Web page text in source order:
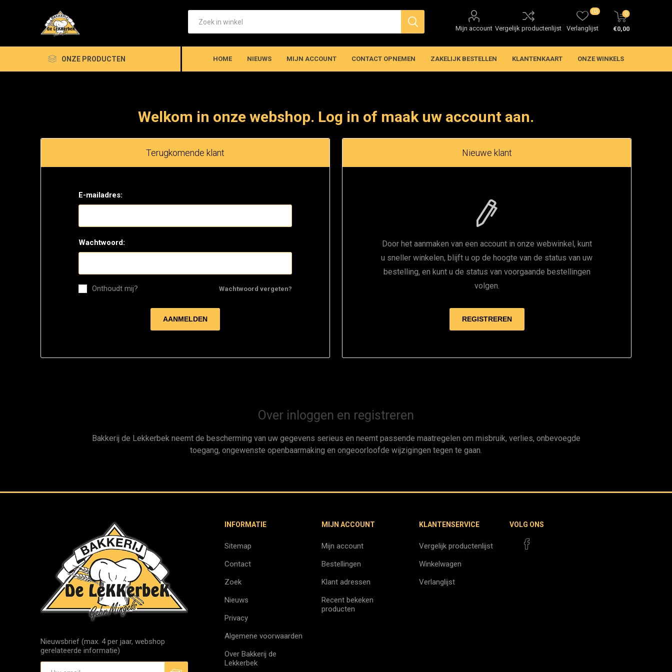
Mijn account Vergelijk productenlijst Verlanglijst
(0) 0
€0,00
ONZE PRODUCTEN HOME NIEUWS MIJN ACCOUNT CONTACT OPNEMEN ZAKELIJK BESTELLEN KLANTENKAART ONZE WINKELS
Welkom in onze webshop. Log in of maak uw account aan.
Nieuwe klant
Door het aanmaken van een account in onze webwinkel, kunt
u sneller winkelen, blijft u op de hoogte van de status van uw
bestelling, en kunt u de status van voorgaande bestellingen
volgen.
Terugkomende klant
E-mailadres:
Wachtwoord:
Wachtwoord vergeten?
Onthoudt mij?
Over inloggen en registreren
Bakkerij de Lekkerbek neemt de bescherming van uw gegevens serieus en neemt passende maatregelen om misbruik, verlies, onbevoegde
toegang, ongewenste openbaarmaking en ongeoorloofde wijzigingen tegen te gaan.
Nieuwsbrief (max. 4 per jaar, webshop
gerelateerde informatie)
INFORMATIE
Sitemap
Contact
Zoek
Nieuws
Privacy
Algemene voorwaarden
Over Bakkerij de
Lekkerbek
MIJN ACCOUNT
Mijn account
Bestellingen
Klant adressen
Recent bekeken
producten
KLANTENSERVICE
Vergelijk productenlijst
Winkelwagen
Verlanglijst
VOLG ONS